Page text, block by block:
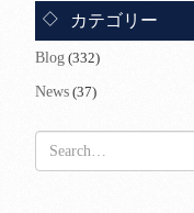
カテゴリー
Blog(332)
News(37)
索: